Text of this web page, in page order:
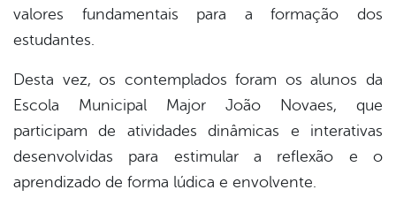
valores fundamentais para a formação dos
estudantes.
Desta vez, os contemplados foram os alunos da
Escola Municipal Major João Novaes, que
participam de atividades dinâmicas e interativas
desenvolvidas para estimular a reflexão e o
aprendizado de forma lúdica e envolvente.